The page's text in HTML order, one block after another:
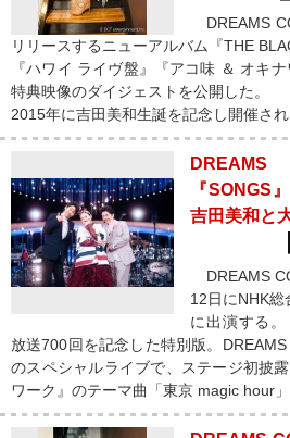
DREAMS
リリースするニューアルバム『THE
『ハワイ ライヴ盤』『アコ味 ＆ オキ
特典映像のダイジェストを公開した。
2015年に吉田美和生誕を記念し開催され
『SONGS
吉田美和と
DREAMS
12日にNHK総
に出演する
放送700回を記念した特別版。
のスペシャルライブで、ステージ初披
ワーク』のテーマ曲「東京 magic hour